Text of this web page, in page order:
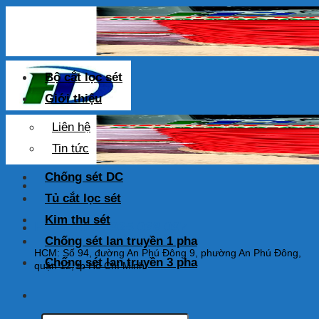
HOTLINE: 0925 038 097
HCM: Số 94, đường An Phú Đông 9, phường An Phú Đông,
quận 12, tp Hồ Chí Minh
Bộ cắt lọc sét
Giới thiệu
Liên hệ
Tin tức
Chống sét DC
Tủ cắt lọc sét
Kim thu sét
Chống sét lan truyền 1 pha
Chống sét lan truyền 3 pha